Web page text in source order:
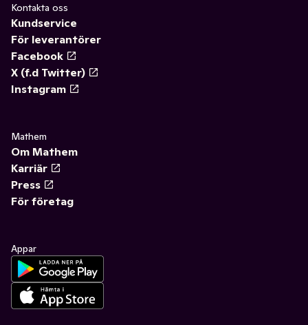
Kontakta oss
Kundservice
För leverantörer
Facebook
X (f.d Twitter)
Instagram
Mathem
Om Mathem
Karriär
Press
För företag
Appar